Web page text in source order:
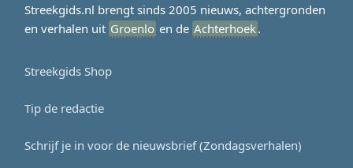
Streekgids.nl brengt sinds 2005 nieuws, achtergronden
en verhalen uit Groenlo en de Achterhoek.
Streekgids Shop
Tip de redactie
Schrijf je in voor de nieuwsbrief (Zondagsverhalen)